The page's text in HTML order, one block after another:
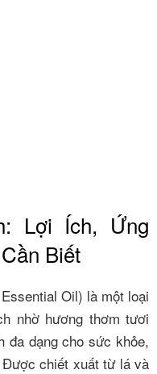
Lợi Ích, Ứng
Biết
Oil) là một loại
nhờ hương thơm tươi
đa dạng cho sức khỏe,
chiết xuất từ lá và